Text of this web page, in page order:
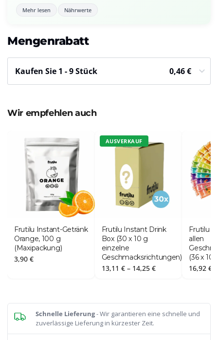
Mehr lesen Nährwerte
Mengenrabatt
Kaufen Sie 1 - 9 Stück 0,46€
Wir empfehlen auch
Frutilu Instant-Getränk
Orange, 100 g
(Maxipackung)
3,90 €
AUSVERKAUF
Frutilu Instant Drink
Box (30 x 10 g
einzelne
Geschmacksrichtungen)
13,11 € – 14,25 €Preisspanne:
Frutilu
allen
(36 x 10
16,92€
Schnelle Lieferung- Wir garantieren eine schnelle und
zuverlässige Lieferung in kürzester Zeit.